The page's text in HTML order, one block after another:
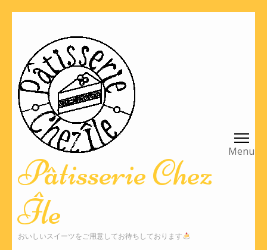
ツ
へ
(Enter
押
す)
Pâtisserie Chez
Île
おいしいスイーツをご用意してお待ちしております